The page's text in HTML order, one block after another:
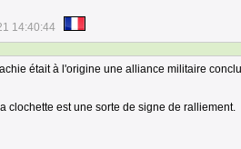
14:40:44
était à l'origine une alliance militaire
clochette est une sorte de signe de ralliement.